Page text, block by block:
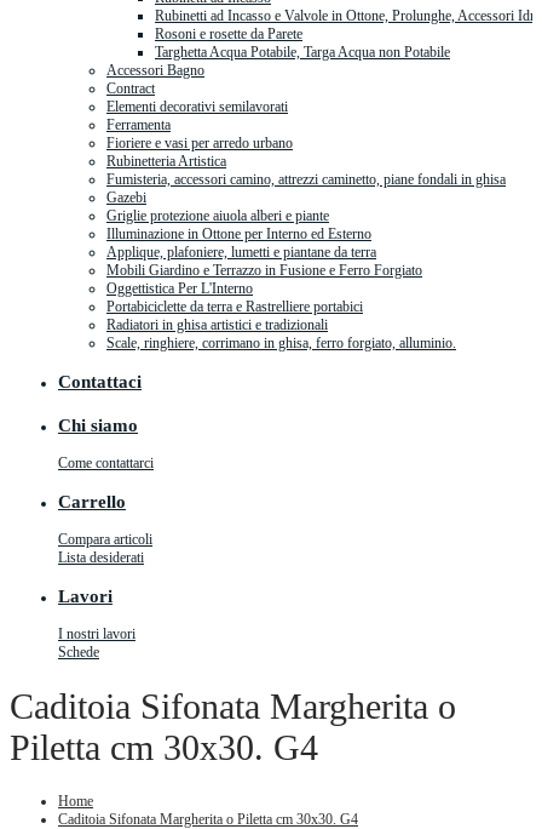
Rubinetti ad Incasso e Valvole in Ottone, Prolunghe, Accessori
Rosoni e rosette da Parete
Targhetta Acqua Potabile, Targa Acqua non Potabile
Accessori Bagno
Contract
Elementi decorativi semilavorati
Ferramenta
Fioriere e vasi per arredo urbano
Rubinetteria Artistica
Fumisteria, accessori camino, attrezzi caminetto, piane fondali in ghisa
Gazebi
Griglie protezione aiuola alberi e piante
Illuminazione in Ottone per Interno ed Esterno
Applique, plafoniere, lumetti e piantane da terra
Mobili Giardino e Terrazzo in Fusione e Ferro Forgiato
Oggettistica Per L'Interno
Portabiciclette da terra e Rastrelliere portabici
Radiatori in ghisa artistici e tradizionali
Scale, ringhiere, corrimano in ghisa, ferro forgiato, alluminio.
Contattaci
Chi siamo
Come contattarci
Carrello
Compara articoli
Lista desiderati
Lavori
I nostri lavori
Schede
Caditoia Sifonata Margherita o
Piletta cm 30x30. G4
Home
Caditoia Sifonata Margherita o Piletta cm 30x30. G4